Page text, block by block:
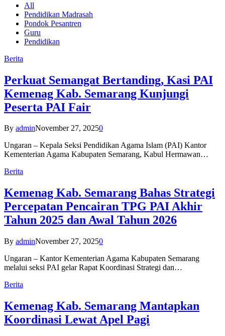
All
Pendidikan Madrasah
Pondok Pesantren
Guru
Pendidikan
Berita
Perkuat Semangat Bertanding, Kasi PAI
Kemenag Kab. Semarang Kunjungi
Peserta PAI Fair
By adminNovember 27, 20250
Ungaran – Kepala Seksi Pendidikan Agama Islam (PAI) Kantor
Kementerian Agama Kabupaten Semarang, Kabul Hermawan…
Berita
Kemenag Kab. Semarang Bahas Strategi
Percepatan Pencairan TPG PAI Akhir
Tahun 2025 dan Awal Tahun 2026
By adminNovember 27, 20250
Ungaran – Kantor Kementerian Agama Kabupaten Semarang
melalui seksi PAI gelar Rapat Koordinasi Strategi dan…
Berita
Kemenag Kab. Semarang Mantapkan
Koordinasi Lewat Apel Pagi